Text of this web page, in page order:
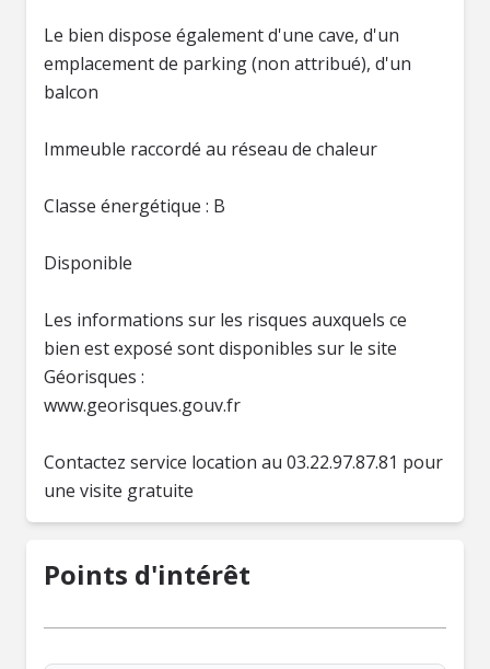
Le bien dispose également d'une cave, d'un
emplacement de parking (non attribué), d'un
balcon
Immeuble raccordé au réseau de chaleur
Classe énergétique : B
Disponible
Les informations sur les risques auxquels ce
bien est exposé sont disponibles sur le site
Géorisques :
www.georisques.gouv.fr
Contactez service location au 03.22.97.87.81 pour
une visite gratuite
Points d'intérêt